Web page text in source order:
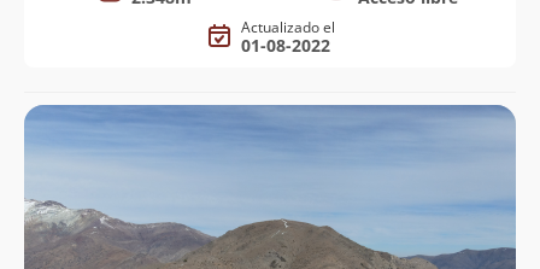
Actualizado el
01-08-2022